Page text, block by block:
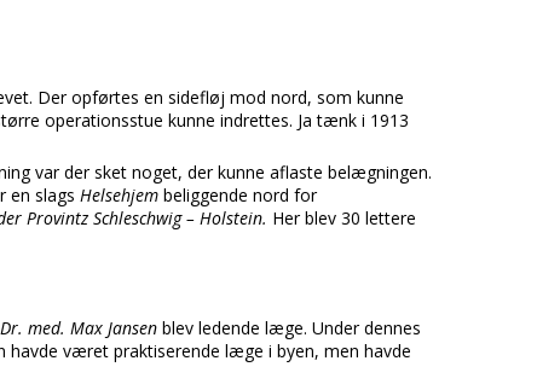
Der opførtes en sidefløj mod nord, som kunne
operationsstue kunne indrettes. Ja tænk i 1913
var der sket noget, der kunne aflaste belægningen.
en slags Helsehjem beliggende nord for
Provintz Schleschwig – Holstein. Her blev 30 lettere
Dr. med. Max Jansen blev ledende læge. Under dennes
havde været praktiserende læge i byen, men havde